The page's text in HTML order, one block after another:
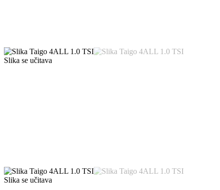
Slika se učitava
Slika se učitava